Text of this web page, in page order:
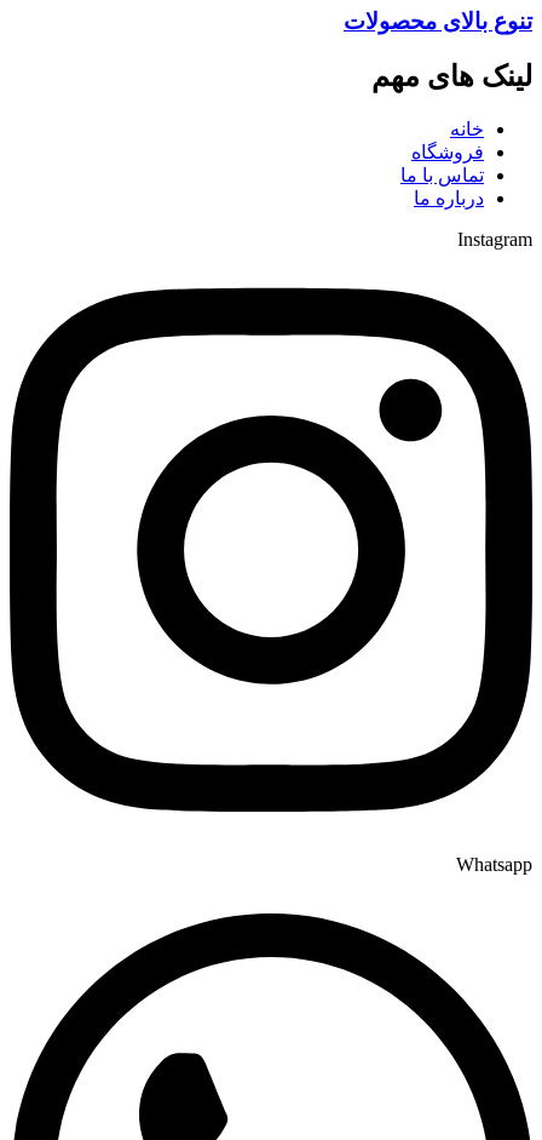
تنوع بالای محصولات
لینک های مهم
خانه
فروشگاه
تماس با ما
درباره ما
Instagram
Whatsapp